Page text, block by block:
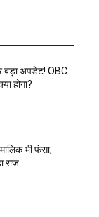
बड़ा अपडेट! OBC
होगा?
भी फंसा,
राज